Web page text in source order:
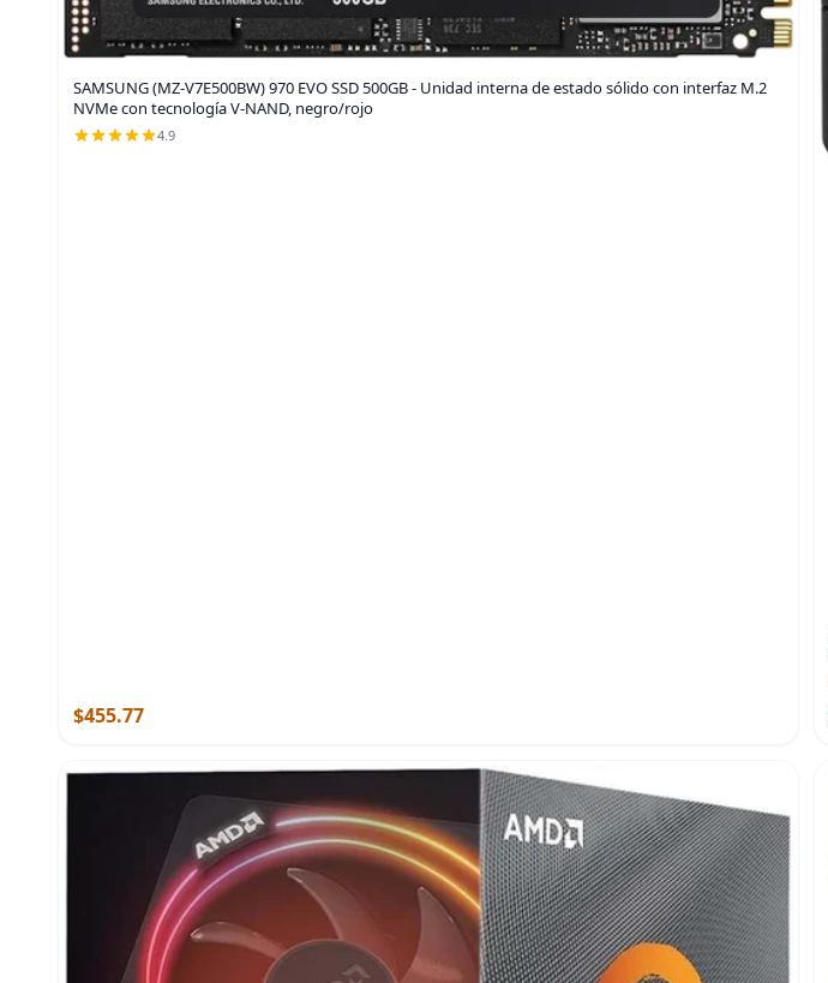
SAMSUNG (MZ-V7E500BW) 970 EVO SSD 500GB - Unidad interna de estado sólido con interfaz M.2
NVMe con tecnología V-NAND, negro/rojo
4.9
$455.77